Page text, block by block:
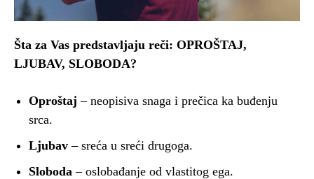
Šta za Vas predstavljaju reči: OPROŠTAJ,
LJUBAV, SLOBODA?
Oproštaj – neopisiva snaga i prečica ka buđenju
srca.
Ljubav – sreća u sreći drugoga.
Sloboda – oslobađanje od vlastitog ega.